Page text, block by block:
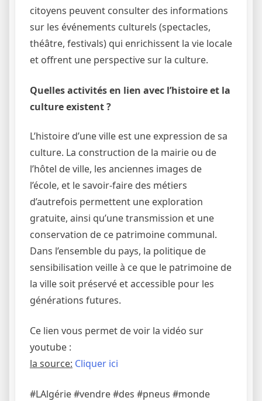
citoyens peuvent consulter des informations
sur les événements culturels (spectacles,
théâtre, festivals) qui enrichissent la vie locale
et offrent une perspective sur la culture.
Quelles activités en lien avec l’histoire et la
culture existent ?
L’histoire d’une ville est une expression de sa
culture. La construction de la mairie ou de
l’hôtel de ville, les anciennes images de
l’école, et le savoir-faire des métiers
d’autrefois permettent une exploration
gratuite, ainsi qu’une transmission et une
conservation de ce patrimoine communal.
Dans l’ensemble du pays, la politique de
sensibilisation veille à ce que le patrimoine de
la ville soit préservé et accessible pour les
générations futures.
Ce lien vous permet de voir la vidéo sur
youtube :
la source: Cliquer ici
#LAlgérie #vendre #des #pneus #monde